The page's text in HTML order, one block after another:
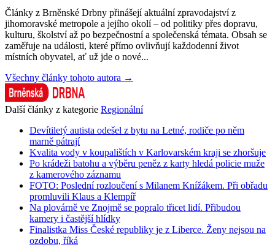
Články z Brněnské Drbny přinášejí aktuální zpravodajství z
jihomoravské metropole a jejího okolí – od politiky přes dopravu,
kulturu, školství až po bezpečnostní a společenská témata. Obsah se
zaměřuje na události, které přímo ovlivňují každodenní život
místních obyvatel, ať už jde o nové...
Všechny články tohoto autora →
Další články z kategorie Regionální
Devítiletý autista odešel z bytu na Letné, rodiče po něm
marně pátrají
Kvalita vody v koupalištích v Karlovarském kraji se zhoršuje
Po krádeži batohu a výběru peněz z karty hledá policie muže
z kamerového záznamu
FOTO: Poslední rozloučení s Milanem Knížákem. Při obřadu
promluvili Klaus a Klempíř
Na plovárně ve Znojmě se popralo třicet lidí. Přibudou
kamery i častější hlídky
Finalistka Miss České republiky je z Liberce. Ženy nejsou na
ozdobu, říká